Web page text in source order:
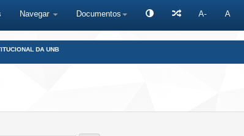
Navegar Documentos A- A
DA UNB